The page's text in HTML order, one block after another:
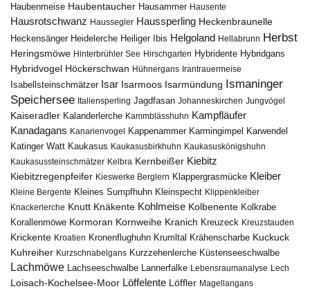
Haubenmeise Haubentaucher Hausammer Hausente
Hausrotschwanz Haussegler Haussperling Heckenbraunelle
Heckensänger Heidelerche Heiliger Ibis Helgoland Hellabrunn Herbst
Heringsmöwe Hinterbrühler See Hirschgarten Hybridente Hybridgans
Hybridvogel Höckerschwan Hühnergans Irantrauermeise
Isabellsteinschmätzer Isar Isarmoos Isarmündung Ismaninger
Speichersee Italiensperling Jagdfasan Johanneskirchen Jungvögel
Kaiseradler Kalanderlerche Kammblässhuhn Kampfläufer
Kanadagans Kanarienvogel Kappenammer Karmingimpel Karwendel
Katinger Watt Kaukasus Kaukasusbirkhuhn Kaukasuskönigshuhn
Kaukasussteinschmätzer Kelbra Kernbeißer Kiebitz
Kiebitzregenpfeifer Kieswerke Berglern Klappergrasmücke Kleiber
Kleine Bergente Kleines Sumpfhuhn Kleinspecht Klippenkleiber
Knackerlerche Knutt Knäkente Kohlmeise Kolbenente Kolkrabe
Korallenmöwe Kormoran Kornweihe Kranich Kreuzeck Kreuzstauden
Krickente Kroatien Kronenflughuhn Krumltal Krähenscharbe Kuckuck
Kuhreiher Kurzschnabelgans Kurzzehenlerche Küstenseeschwalbe
Lachmöwe Lachseeschwalbe Lannerfalke Lebensraumanalyse Lech
Loisach-Kochelsee-Moor Löffelente Löffler Magellangans